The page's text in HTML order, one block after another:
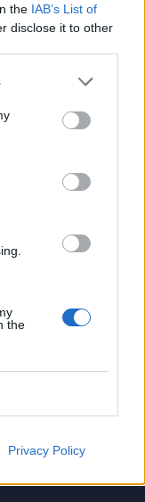
the IAB’s List of
disclose it to other
the
Privacy Policy
Latest
RS 2.7 Safari
Nunca vimos